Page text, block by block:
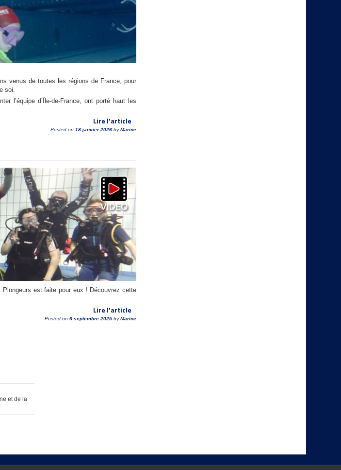
venus de toutes les régions de France, pour
soi.
l’équipe d’Île-de-France, ont porté haut les
Lire l'article
Posted on 18 janvier 2026 byMarine
est faite pour eux ! Découvrez cette
Lire l'article
Posted on 6 septembre 2025 byMarine
et de la